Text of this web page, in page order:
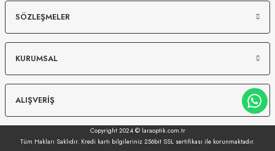
SÖZLEŞMELER
KURUMSAL
ALIŞVERİŞ
Copyright 2024 © laraoptik.com.tr
Tüm Hakları Saklıdır. Kredi kartı bilgileriniz 256bit SSL sertifikası ile korunmaktadır.